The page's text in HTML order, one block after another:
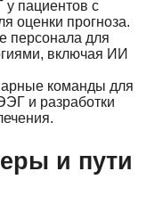
у пациентов с
оценки прогноза.
персонала для
включая ИИ
команды для
и разработки
и пути